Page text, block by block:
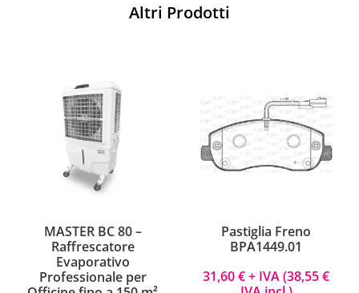
Altri Prodotti
MASTER BC 80 –
Raffrescatore
Evaporativo
Professionale per
Pastiglia Freno
BPA1449.01
31,60€+ IVA (38,55€